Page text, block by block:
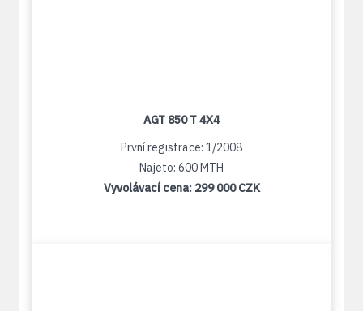
AGT 850 T 4X4
První registrace: 1/2008
Najeto: 600 MTH
Vyvolávací cena: 299 000 CZK